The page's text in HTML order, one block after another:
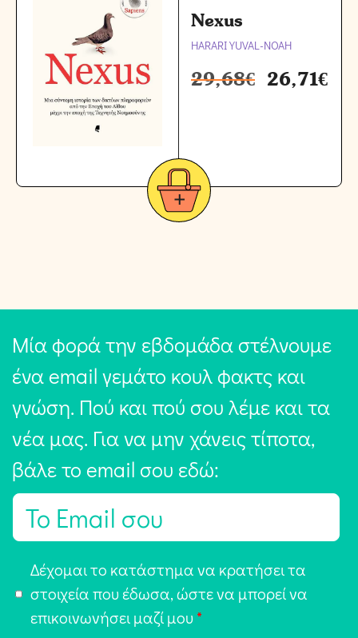
Nexus
HARARI YUVAL-NOAH
29,68€ 26,71€
Μία φορά την εβδομάδα στέλνουμε
ένα email γεμάτο κουλ φακτς και
γνώση. Πού και πού σου λέμε και τα
νέα μας. Για να μην χάνεις τίποτα,
βάλε το email σου εδώ:
E
π
Δέχομαι το κατάστημα να κρατήσει τα
στοιχεία που έδωσα, ώστε να μπορεί να
επικοινωνήσει μαζί μου *